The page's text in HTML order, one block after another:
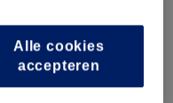
Alle cookies
accepteren